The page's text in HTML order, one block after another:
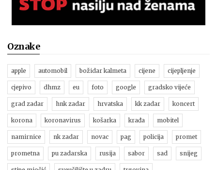
Oznake
apple automobil božidar kalmeta cijene cijepljenje
cjepivo dhmz eu foto google gradsko vijeće
grad zadar hnk zadar hrvatska kk zadar koncert
korona koronavirus košarka krađa mobitel
namirnice nk zadar novac pag policija promet
prometna pu zadarska rusija sabor sad snijeg